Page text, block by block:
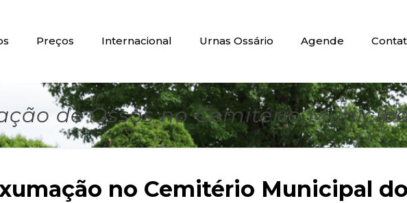
Preços Internacional Urnas Ossário Agende
de Ossos no Cemitério
no Cemitério Municipal